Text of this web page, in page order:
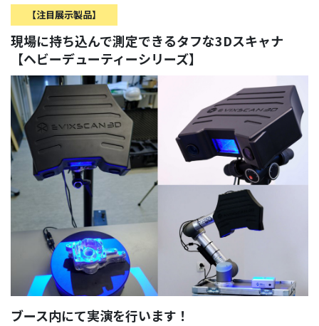
【注目展示製品】
現場に持ち込んで測定できるタフな3Dスキャナ
【ヘビーデューティーシリーズ】
ブース内にて実演を行います！